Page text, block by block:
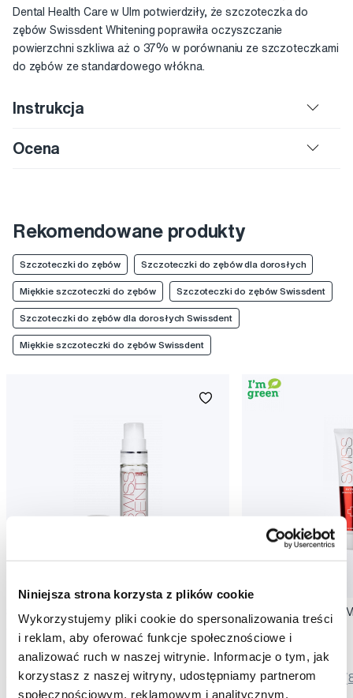
Niniejsza strona korzysta z plików cookie
Wykorzystujemy pliki cookie do spersonalizowania treści
i reklam, aby oferować funkcje społecznościowe i
analizować ruch w naszej witrynie. Informacje o tym, jak
korzystasz z naszej witryny, udostępniamy partnerom
społecznościowym, reklamowym i analitycznym.
Dental Health Care w Ulm potwierdziły, że szczoteczka do
zębów Swissdent Whitening poprawiła oczyszczanie
powierzchni szkliwa aż o 37% w porównaniu ze szczoteczkami
do zębów ze standardowego włókna.
Instrukcja
Ocena
Rekomendowane produkty
Szczoteczki do zębów Szczoteczki do zębów dla dorosłych
Miękkie szczoteczki do zębów Szczoteczki do zębów Swissdent
Szczoteczki do zębów dla dorosłych Swissdent
Miękkie szczoteczki do zębów Swissdent
działaniem wybielającym, 9 ml
39,00 Zł
4,5 /5 (113x)
SWISSDENT
79,90 Zł
5,0